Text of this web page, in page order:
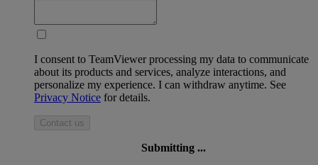
I consent to TeamViewer processing my data to communicate
about its products and services, analyze interactions, and
personalize my experience. I can withdraw anytime. See
Privacy Notice for details.
Contact us
Submitting ...